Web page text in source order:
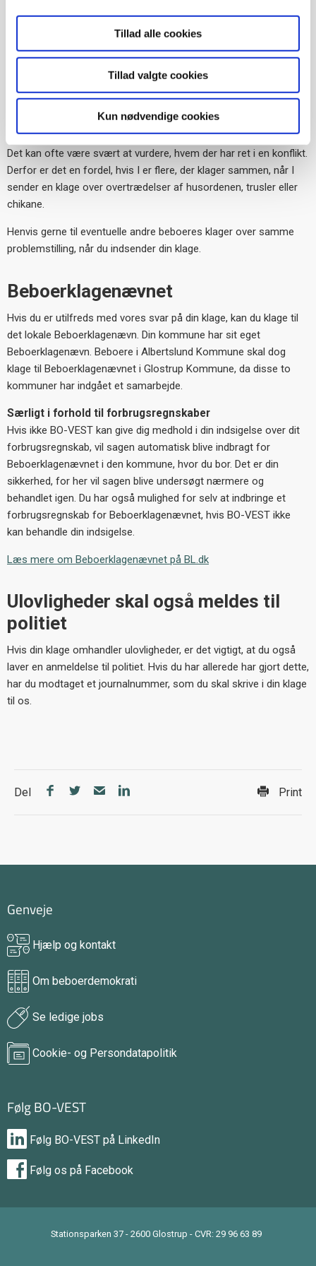
Tillad alle cookies
Tillad valgte cookies
Kun nødvendige cookies
Vi forsøger at holde sagsbehandlingstiden så kort som muligt,
men der er altid flere forhold, der skal undersøges. Skal sagen
også til eksterne parter, tager det længere tid.
Ved husordensklager står
fællesklager stærkere
Det kan ofte være svært at vurdere, hvem der har ret i en konflikt.
Derfor er det en fordel, hvis I er flere, der klager sammen, når I
sender en klage over overtrædelser af husordenen, trusler eller
chikane.
Henvis gerne til eventuelle andre beboeres klager over samme
problemstilling, når du indsender din klage.
Beboerklagenævnet
Hvis du er utilfreds med vores svar på din klage, kan du klage til
det lokale Beboerklagenævn. Din kommune har sit eget
Beboerklagenævn. Beboere i Albertslund Kommune skal dog
klage til Beboerklagenævnet i Glostrup Kommune, da disse to
kommuner har indgået et samarbejde.
Særligt i forhold til forbrugsregnskaber
Hvis ikke BO-VEST kan give dig medhold i din indsigelse over dit
forbrugsregnskab, vil sagen automatisk blive indbragt for
Beboerklagenævnet i den kommune, hvor du bor. Det er din
sikkerhed, for her vil sagen blive undersøgt nærmere og
behandlet igen. Du har også mulighed for selv at indbringe et
forbrugsregnskab for Beboerklagenævnet, hvis BO-VEST ikke
kan behandle din indsigelse.
Læs mere om Beboerklagenævnet på BL.dk
Ulovligheder skal også meldes til
politiet
Hvis din klage omhandler ulovligheder, er det vigtigt, at du også
laver en anmeldelse til politiet. Hvis du har allerede har gjort dette,
har du modtaget et journalnummer, som du skal skrive i din klage
til os.
Del Print
Genveje
Hjælp og kontakt
Om beboerdemokrati
Se ledige jobs
Cookie- og Persondatapolitik
Følg BO-VEST
Følg BO-VEST på LinkedIn
Følg os på Facebook
Stationsparken 37 - 2600 Glostrup - CVR: 29 96 63 89